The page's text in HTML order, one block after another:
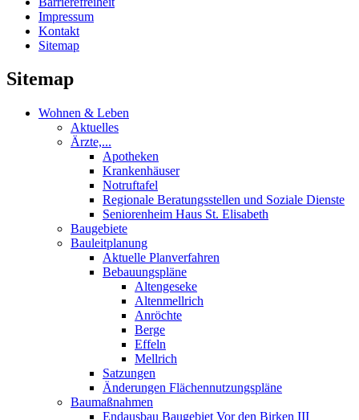
Impressum
Kontakt
Sitemap
Sitemap
Wohnen & Leben
Aktuelles
Ärzte,...
Apotheken
Krankenhäuser
Notruftafel
Regionale Beratungsstellen und Soziale Dienste
Seniorenheim Haus St. Elisabeth
Baugebiete
Bauleitplanung
Aktuelle Planverfahren
Bebauungspläne
Altengeseke
Altenmellrich
Anröchte
Berge
Effeln
Mellrich
Satzungen
Änderungen Flächennutzungspläne
Baumaßnahmen
Endausbau Baugebiet Vor den Birken III